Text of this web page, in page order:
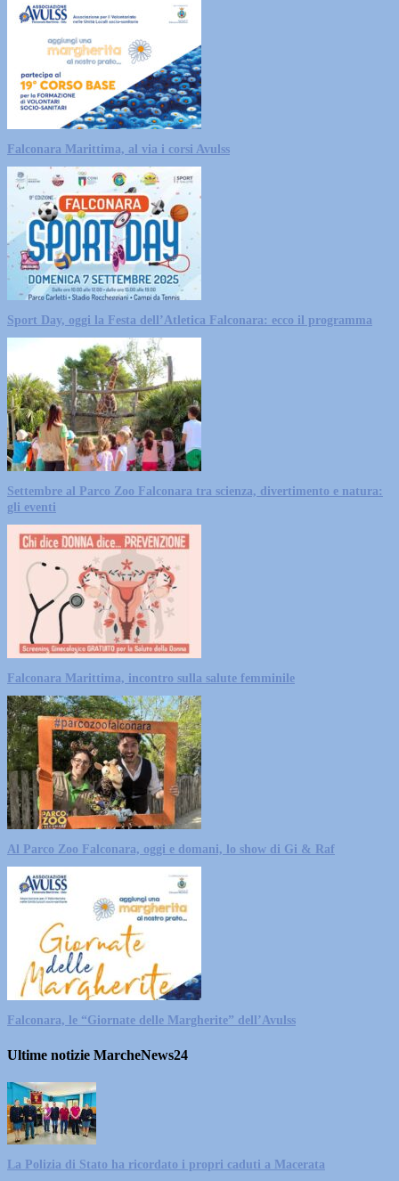
Falconara Marittima, al via i corsi Avulss
Sport Day, oggi la Festa dell’Atletica Falconara: ecco il programma
Settembre al Parco Zoo Falconara tra scienza, divertimento e natura:
gli eventi
Falconara Marittima, incontro sulla salute femminile
Al Parco Zoo Falconara, oggi e domani, lo show di Gi & Raf
Falconara, le “Giornate delle Margherite” dell’Avulss
Ultime notizie MarcheNews24
La Polizia di Stato ha ricordato i propri caduti a Macerata